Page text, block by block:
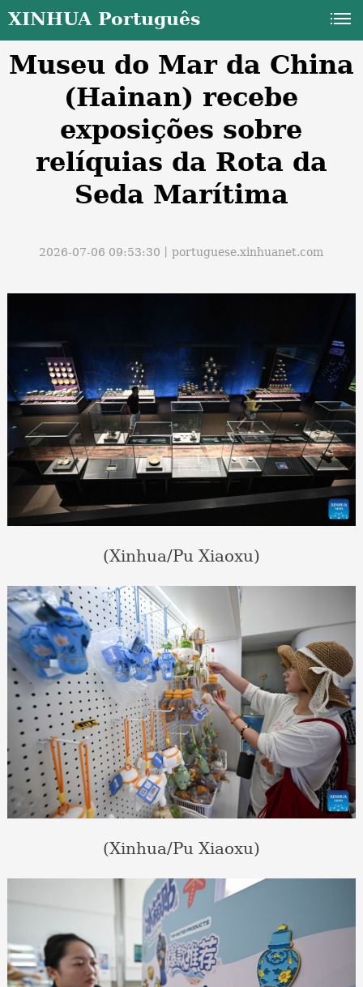
XINHUA Português
Museu do Mar da China
(Hainan) recebe
exposições sobre
relíquias da Rota da
Seda Marítima
2026-07-06 09:53:30丨portuguese.xinhuanet.com
(Xinhua/Pu Xiaoxu)
(Xinhua/Pu Xiaoxu)